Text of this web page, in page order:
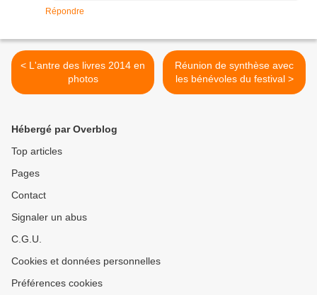
Répondre
< L'antre des livres 2014 en
photos
Réunion de synthèse avec
les bénévoles du festival >
Hébergé par Overblog
Top articles
Pages
Contact
Signaler un abus
C.G.U.
Cookies et données personnelles
Préférences cookies